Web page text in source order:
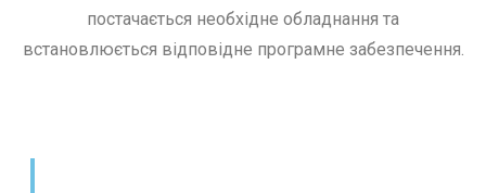
постачається необхідне обладнання та
встановлюється відповідне програмне забезпечення.